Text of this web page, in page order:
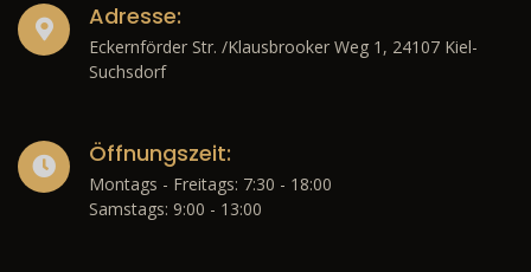
Adresse:
Eckernförder Str. /Klausbrooker Weg 1, 24107 Kiel-
Suchsdorf
Öffnungszeit:
Montags - Freitags: 7:30 - 18:00
Samstags: 9:00 - 13:00